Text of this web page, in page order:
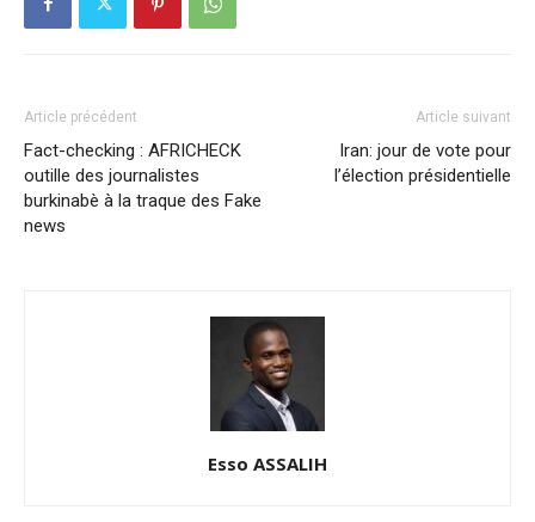
Article précédent
Fact-checking : AFRICHECK
outille des journalistes
burkinabè à la traque des Fake
news
Article suivant
Iran: jour de vote pour
l’élection présidentielle
Esso ASSALIH